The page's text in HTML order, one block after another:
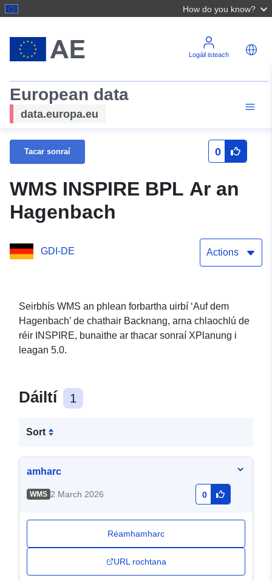
How do you know?
Logáil isteach
European data
data.europa.eu
Tacar sonraí 0
WMS INSPIRE BPL Ar an
Hagenbach
GDI-DE Actions
Seirbhís WMS an phlean forbartha uirbí ‘Auf dem
Hagenbach’ de chathair Backnang, arna chlaochlú de
réir INSPIRE, bunaithe ar thacar sonraí XPlanung i
leagan 5.0.
Dáiltí 1
Sort
amharc
WMS 2 March 2026 0
Réamhamharc
URL rochtana